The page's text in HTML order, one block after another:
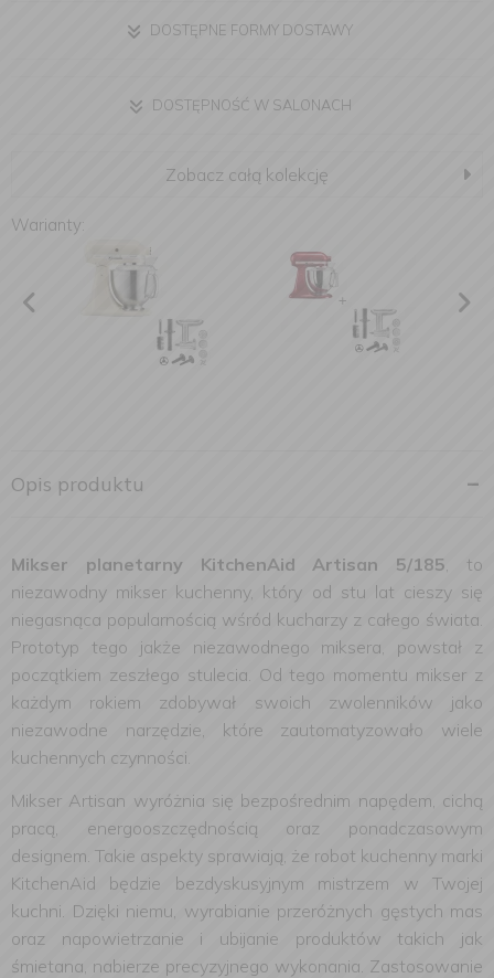
DOSTĘPNE FORMY DOSTAWY
DOSTĘPNOŚĆ W SALONACH
Zobacz całą kolekcję
Warianty:
Opis produktu
Mikser planetarny KitchenAid Artisan 5/185, to
niezawodny mikser kuchenny, który od stu lat cieszy się
niegasnąca popularnością wśród kucharzy z całego świata.
Prototyp tego jakże niezawodnego miksera, powstał z
początkiem zeszłego stulecia. Od tego momentu mikser z
każdym rokiem zdobywał swoich zwolenników jako
niezawodne narzędzie, które zautomatyzowało wiele
kuchennych czynności.
Mikser Artisan wyróżnia się bezpośrednim napędem, cichą
pracą, energooszczędnością oraz ponadczasowym
designem. Takie aspekty sprawiają, że robot kuchenny marki
KitchenAid będzie bezdyskusyjnym mistrzem w Twojej
kuchni. Dzięki niemu, wyrabianie przeróżnych gęstych mas
oraz napowietrzanie i ubijanie produktów takich jak
śmietana, nabierze precyzyjnego wykonania. Zastosowanie